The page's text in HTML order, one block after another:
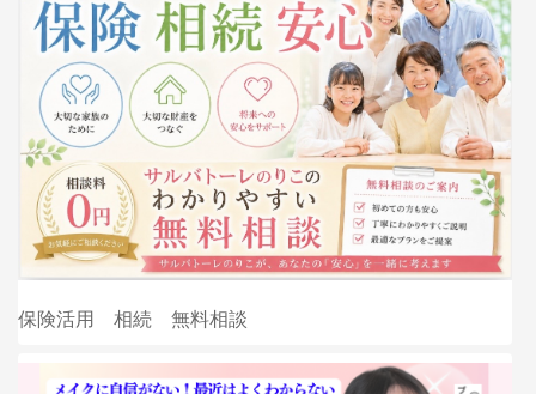
保険活用 相続 無料相談